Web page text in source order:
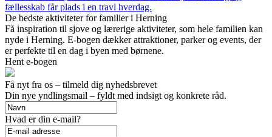
fællesskab får plads i en travl hverdag.
De bedste aktiviteter for familier i Herning
Få inspiration til sjove og lærerige aktiviteter, som hele familien kan
nyde i Herning. E-bogen dækker attraktioner, parker og events, der
er perfekte til en dag i byen med børnene.
Hent e-bogen
Få nyt fra os – tilmeld dig nyhedsbrevet
Din nye yndlingsmail – fyldt med indsigt og konkrete råd.
Hvad er din e-mail?